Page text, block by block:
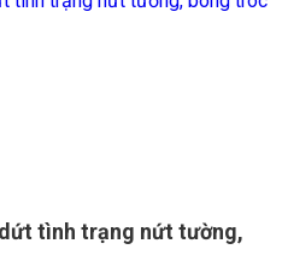
tình trạng nứt tường,